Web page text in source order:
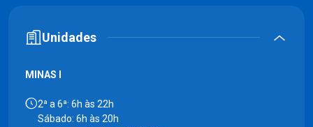
Unidades
MINAS I
2ª a 6ª: 6h às 22h
Sábado: 6h às 20h